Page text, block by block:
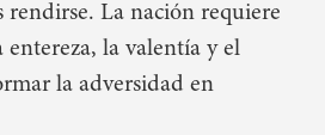
rendirse. La nación requiere
la valentía y el
la adversidad en